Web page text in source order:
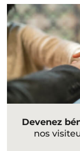
Devenez
nos